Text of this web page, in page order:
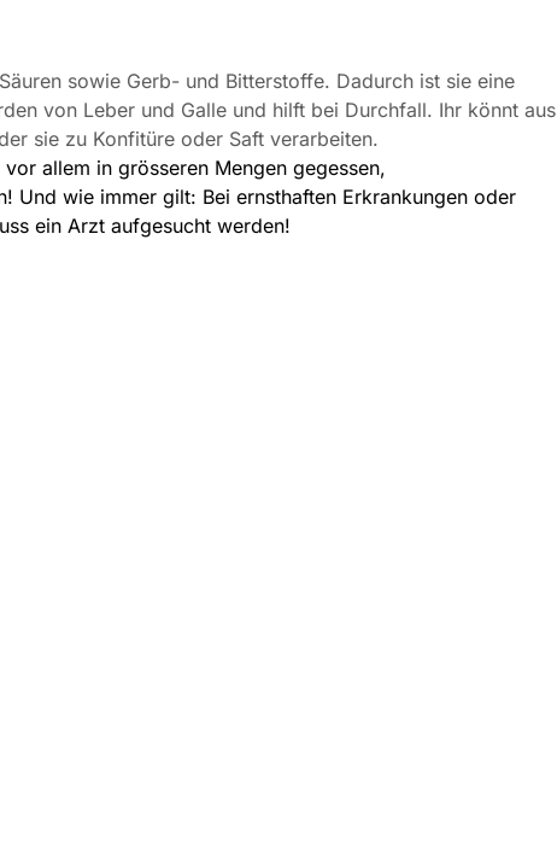
sowie Gerb- und Bitterstoffe. Dadurch ist sie eine
von Leber und Galle und hilft bei Durchfall. Ihr könnt aus
sie zu Konfitüre oder Saft verarbeiten.
vor allem in grösseren Mengen gegessen,
Und wie immer gilt: Bei ernsthaften Erkrankungen oder
ein Arzt aufgesucht werden!